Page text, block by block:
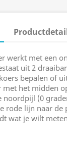
werkt met een
uit 2
bepalen of
met het midden
noordpijl (0
rode lijn naar de
wat je wilt